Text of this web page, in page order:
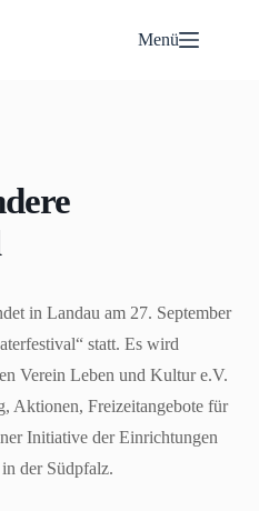
Menü
in Landau am 27. September
statt. Es wird
Verein Leben und Kultur e.V.
Aktionen, Freizeitangebote für
Initiative der Einrichtungen
der Südpfalz.